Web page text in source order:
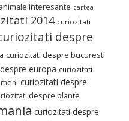
animale interesante cartea
2014 curiozitati
despre
curiozitati despre bucuresti
europa curiozitati
curiozitati despre
despre plante
curiozitati despre